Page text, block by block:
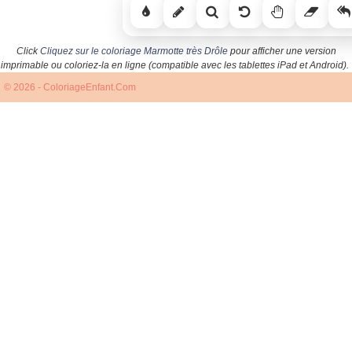
ClickCliquez sur le coloriage Marmotte très Drôlepour afficher une version
imprimable ou coloriez-la en ligne (compatible avec les tablettes iPad et Android).
© 2026 - ColoriageEnfant.Com